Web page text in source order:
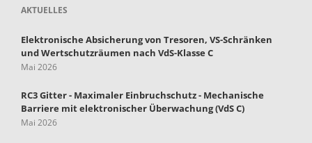
AKTUELLES
Elektronische Absicherung von Tresoren, VS-Schränken
und Wertschutzräumen nach VdS-Klasse C
Mai 2026
RC3 Gitter - Maximaler Einbruchschutz - Mechanische
Barriere mit elektronischer Überwachung (VdS C)
Mai 2026